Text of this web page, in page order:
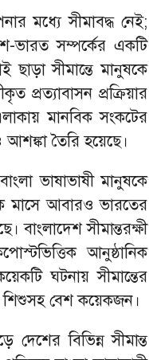
মধ্যে সীমাবদ্ধ নেই;
ভারত সম্পর্কের একটি
ছাড়া সীমান্তে মানুষকে
প্রত্যাবাসন প্রক্রিয়ার
মানবিক সংকটের
তৈরি হয়েছে।
ভাষাভাষী মানুষকে
মাসে আবারও ভারতের
সীমান্তরক্ষী
আনুষ্ঠানিক
ঘটনায় সীমান্তের
শিশুসহ বেশ কয়েকজন।
দেশের বিভিন্ন সীমান্ত